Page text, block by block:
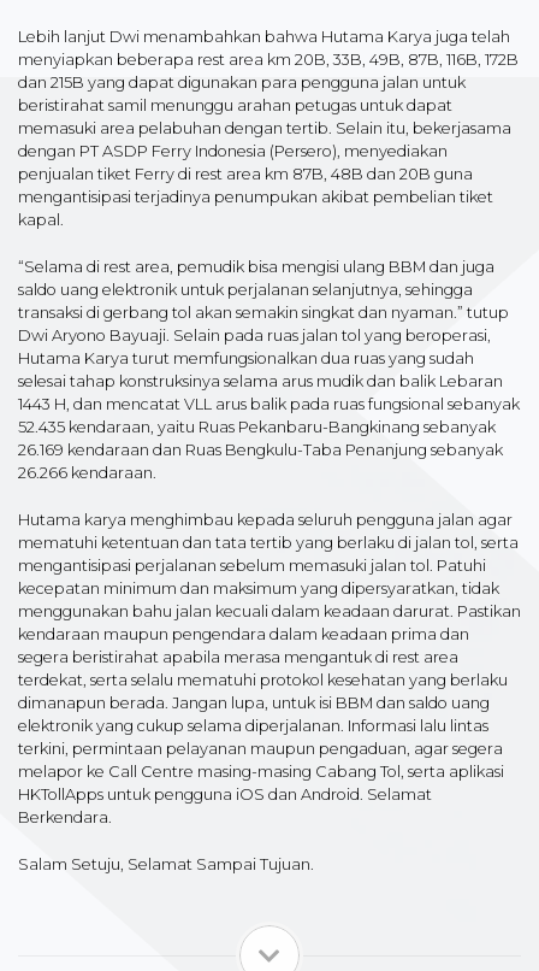
Lebih lanjut Dwi menambahkan bahwa Hutama Karya juga telah
menyiapkan beberapa rest area km 20B, 33B, 49B, 87B, 116B, 172B
dan 215B yang dapat digunakan para pengguna jalan untuk
beristirahat samil menunggu arahan petugas untuk dapat
memasuki area pelabuhan dengan tertib. Selain itu, bekerjasama
dengan PT ASDP Ferry Indonesia (Persero), menyediakan
penjualan tiket Ferry di rest area km 87B, 48B dan 20B guna
mengantisipasi terjadinya penumpukan akibat pembelian tiket
kapal.
“Selama di rest area, pemudik bisa mengisi ulang BBM dan juga
saldo uang elektronik untuk perjalanan selanjutnya, sehingga
transaksi di gerbang tol akan semakin singkat dan nyaman.” tutup
Dwi Aryono Bayuaji. Selain pada ruas jalan tol yang beroperasi,
Hutama Karya turut memfungsionalkan dua ruas yang sudah
selesai tahap konstruksinya selama arus mudik dan balik Lebaran
1443 H, dan mencatat VLL arus balik pada ruas fungsional sebanyak
52.435 kendaraan, yaitu Ruas Pekanbaru-Bangkinang sebanyak
26.169 kendaraan dan Ruas Bengkulu-Taba Penanjung sebanyak
26.266 kendaraan.
Hutama karya menghimbau kepada seluruh pengguna jalan agar
mematuhi ketentuan dan tata tertib yang berlaku di jalan tol, serta
mengantisipasi perjalanan sebelum memasuki jalan tol. Patuhi
kecepatan minimum dan maksimum yang dipersyaratkan, tidak
menggunakan bahu jalan kecuali dalam keadaan darurat. Pastikan
kendaraan maupun pengendara dalam keadaan prima dan
segera beristirahat apabila merasa mengantuk di rest area
terdekat, serta selalu mematuhi protokol kesehatan yang berlaku
dimanapun berada. Jangan lupa, untuk isi BBM dan saldo uang
elektronik yang cukup selama diperjalanan. Informasi lalu lintas
terkini, permintaan pelayanan maupun pengaduan, agar segera
melapor ke Call Centre masing-masing Cabang Tol, serta aplikasi
HKTollApps untuk pengguna iOS dan Android. Selamat
Berkendara.
Salam Setuju, Selamat Sampai Tujuan.